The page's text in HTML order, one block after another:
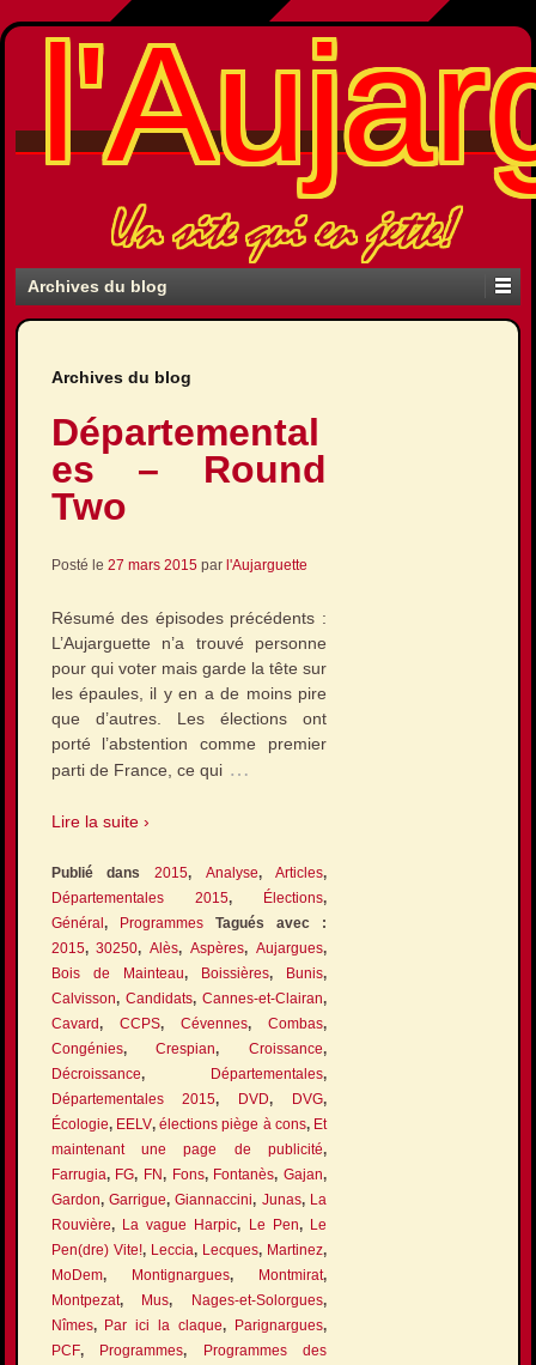
Un site qui en jette!
Archives du blog
Archives du blog
Départemental
es – Round
Two
Posté le 27 mars 2015par l'Aujarguette
Résumé des épisodes précédents :
L’Aujarguette n’a trouvé personne
pour qui voter mais garde la tête sur
les épaules, il y en a de moins pire
que d’autres. Les élections ont
porté l’abstention comme premier
parti de France, ce qui …
Lire la suite ›
Publié dans 2015, Analyse,Articles,
Départementales 2015, Élections,
Général , ProgrammesTagués avec :
2015,30250,Alès,Aspères,Aujargues,
Bois de Mainteau, Boissières, Bunis,
Calvisson, Candidats,Cannes-et-Clairan,
Cavard, CCPS, Cévennes,Combas,
Congénies,Crespian,Croissance,
Décroissance, Départementales,
Départementales 2015, DVD, DVG,
Écologie, EELV,élections piège à cons, Et
maintenant une page de publicité,
Farrugia, FG, FN, Fons, Fontanès,Gajan,
Gardon, Garrigue,Giannaccini, Junas, La
Rouvière, La vague Harpic, Le Pen, Le
Pen(dre) Vite!, Leccia, Lecques, Martinez,
MoDem, Montignargues, Montmirat,
Montpezat, Mus, Nages-et-Solorgues,
Nîmes, Par ici la claque, Parignargues,
PCF, Programmes,
Programmes des